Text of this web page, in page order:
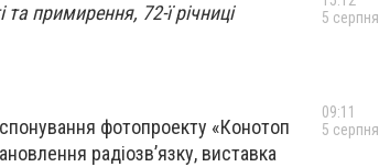
примирення, 72-ї річниці
фотопроекту «Конотоп
радіозв’язку, виставка
5 серпня
09:11
5 серпня